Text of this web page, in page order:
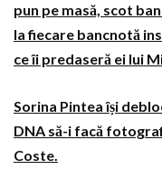
pun pe masă, scot
la fiecare bancnotă
ce îi predaseră ei lui
Sorina Pintea își
DNA să-i facă
Coste.